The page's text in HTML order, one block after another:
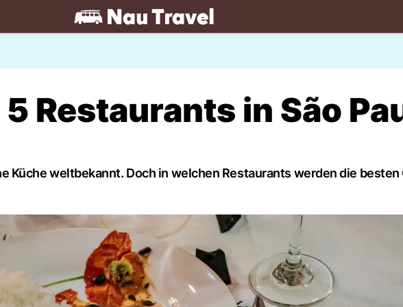
travel.NAU.ch
Restaurants in São
Küche weltbekannt. Doch in welchen Restaurants werden die